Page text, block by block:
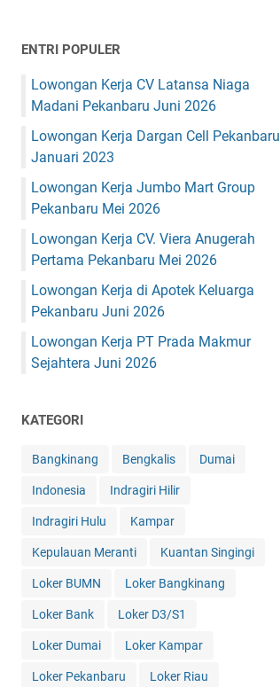
ENTRI POPULER
Lowongan Kerja CV Latansa Niaga
Madani Pekanbaru Juni 2026
Lowongan Kerja Dargan Cell Pekanbaru
Januari 2023
Lowongan Kerja Jumbo Mart Group
Pekanbaru Mei 2026
Lowongan Kerja CV. Viera Anugerah
Pertama Pekanbaru Mei 2026
Lowongan Kerja di Apotek Keluarga
Pekanbaru Juni 2026
Lowongan Kerja PT Prada Makmur
Sejahtera Juni 2026
KATEGORI
Bangkinang Bengkalis Dumai
Indonesia Indragiri Hilir
Indragiri Hulu Kampar
Kepulauan Meranti Kuantan Singingi
Loker BUMN Loker Bangkinang
Loker Bank Loker D3/S1
Loker Dumai Loker Kampar
Loker Pekanbaru Loker Riau